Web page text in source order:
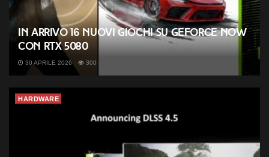
In arrivo 16 nuovi giochi su GeForce NOW
con RTX 5080
30 APRILE 2026 300
HARDWARE